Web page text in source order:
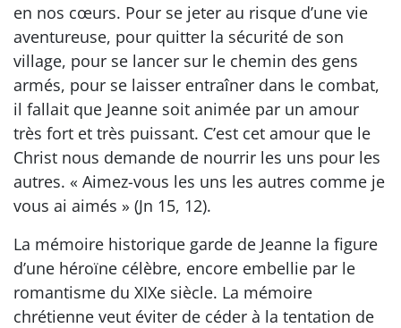
en nos cœurs. Pour se jeter au risque d’une vie
aventureuse, pour quitter la sécurité de son
village, pour se lancer sur le chemin des gens
armés, pour se laisser entraîner dans le combat,
il fallait que Jeanne soit animée par un amour
très fort et très puissant. C’est cet amour que le
Christ nous demande de nourrir les uns pour les
autres. « Aimez-vous les uns les autres comme je
vous ai aimés » (Jn 15, 12).
La mémoire historique garde de Jeanne la figure
d’une héroïne célèbre, encore embellie par le
romantisme du XIXe siècle. La mémoire
chrétienne veut éviter de céder à la tentation de